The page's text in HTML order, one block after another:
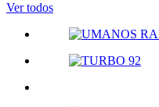
Ver todos